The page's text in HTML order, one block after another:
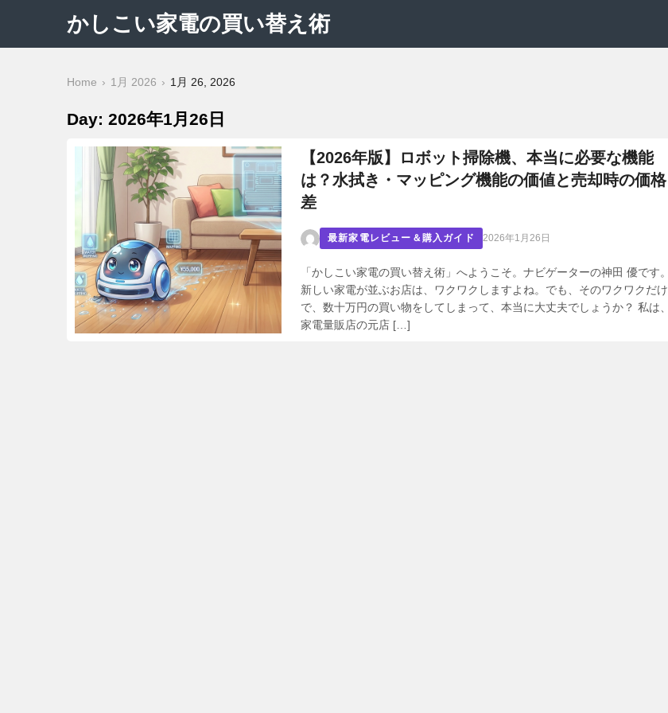
かしこい家電の買い替え術
Home 1月 2026 1月 26, 2026
Day: 2026年1月26日
【2026年版】ロボット掃除機、本当に必要な機能
は？水拭き・マッピング機能の価値と売却時の価格
差
最新家電レビュー＆購入ガイド 2026年1月26日
「かしこい家電の買い替え術」へようこそ。ナビゲーターの神田 優です。
新しい家電が並ぶお店は、ワクワクしますよね。でも、そのワクワクだけ
で、数十万円の買い物をしてしまって、本当に大丈夫でしょうか？ 私は、
家電量販店の元店 […]